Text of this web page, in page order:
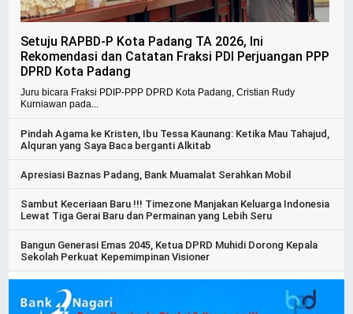
Setuju RAPBD-P Kota Padang TA 2026, Ini
Rekomendasi dan Catatan Fraksi PDI Perjuangan PPP
DPRD Kota Padang
Juru bicara Fraksi PDIP-PPP DPRD Kota Padang, Cristian Rudy
Kurniawan pada...
Pindah Agama ke Kristen, Ibu Tessa Kaunang: Ketika Mau Tahajud,
Alquran yang Saya Baca berganti Alkitab
Apresiasi Baznas Padang, Bank Muamalat Serahkan Mobil
Sambut Keceriaan Baru !!! Timezone Manjakan Keluarga Indonesia
Lewat Tiga Gerai Baru dan Permainan yang Lebih Seru
Bangun Generasi Emas 2045, Ketua DPRD Muhidi Dorong Kepala
Sekolah Perkuat Kepemimpinan Visioner